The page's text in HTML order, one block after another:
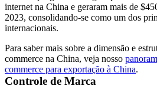
internet na China e geraram mais de
2023, consolidando-se como um dos
internacionais.
Para saber mais sobre a dimensão e
commerce na China, veja nosso
commerce para exportação à China.
Controle de Marca